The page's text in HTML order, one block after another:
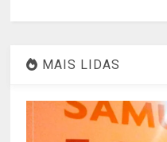
MAIS LIDAS